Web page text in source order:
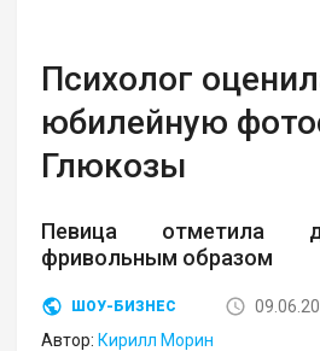
Психолог
юбилейную
Глюкозы
Певица отметила
фривольным образом
ШОУ-БИЗНЕС
Автор: Кирилл Морин